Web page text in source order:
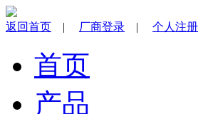
返回首页 | 厂商登录 | 个人注册
首页
产品